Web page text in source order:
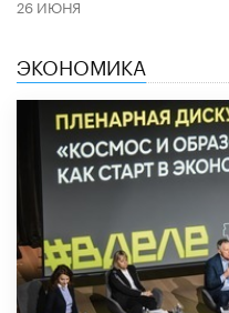
26 ИЮНЯ
ЭКОНОМИКА